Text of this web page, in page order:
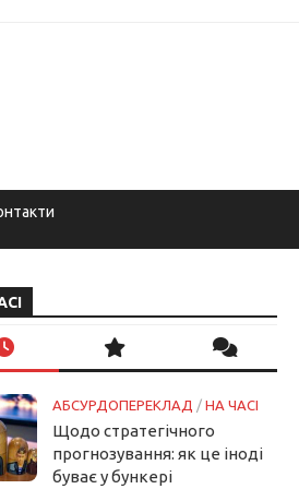
АБСУРДОПЕРЕКЛАД / НА ЧАСІ
Щодо стратегічного
прогнозування: як це іноді
буває у бункері